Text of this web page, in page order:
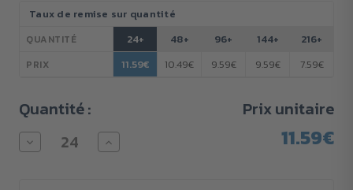
Stock
actuel :
Taux de remise sur quantité
QUANTITÉ
PRIX
24+
11.59€
48+
10.49€
96+
9.59€
144+
9.59€
216+
7.59€
Quantité :
Diminuer
la
Augmenter
la
Prix unitaire
11.59€